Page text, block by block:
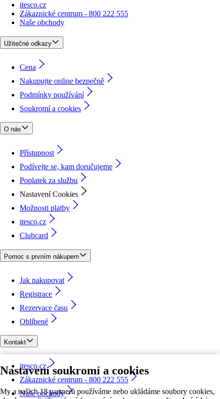
Nastavení soukromí a cookies
My a našich 18 partnerů používáme nebo ukládáme soubory cookies,
itesco.cz
Zákaznické centrum - 800 222 555
Naše obchody
Užitečné odkazy
Cena
Nakupujte online bezpečně
Podmínky používání
Soukromí a cookies
O nás
Přístupnost
Podívejte se, kam doručujeme
Poplatek za službu
Nastavení Cookies
Možnosti platby
itesco.cz
Clubcard
Pomoc s prvním nákupem
Jak nakupovat
Registrace
Rezervace času
Oblíbené
Kontakt
itesco.cz
Zákaznické centrum - 800 222 555
Naše obchody